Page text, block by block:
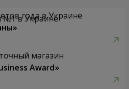
года в Украине
магазин
Award»